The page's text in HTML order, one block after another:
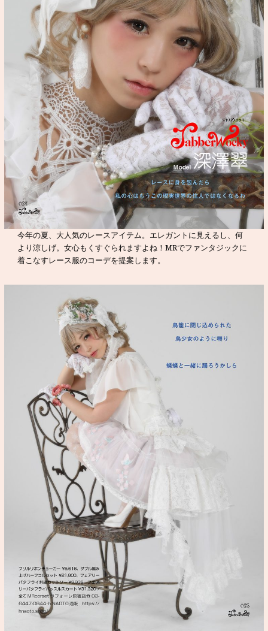
今年の夏、大人気のレースアイテム。エレガントに見えるし、何
より涼しげ。女心もくすぐられますよね！MRでファンタジックに
着こなすレース服のコーデを提案します。